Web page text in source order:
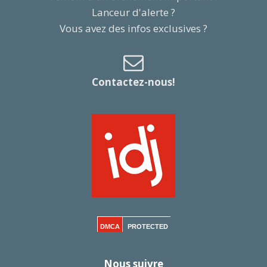
Lanceur d'alerte ?
Vous avez des infos exclusives ?
Contactez-nous!
DMCA PROTECTED
Nous suivre